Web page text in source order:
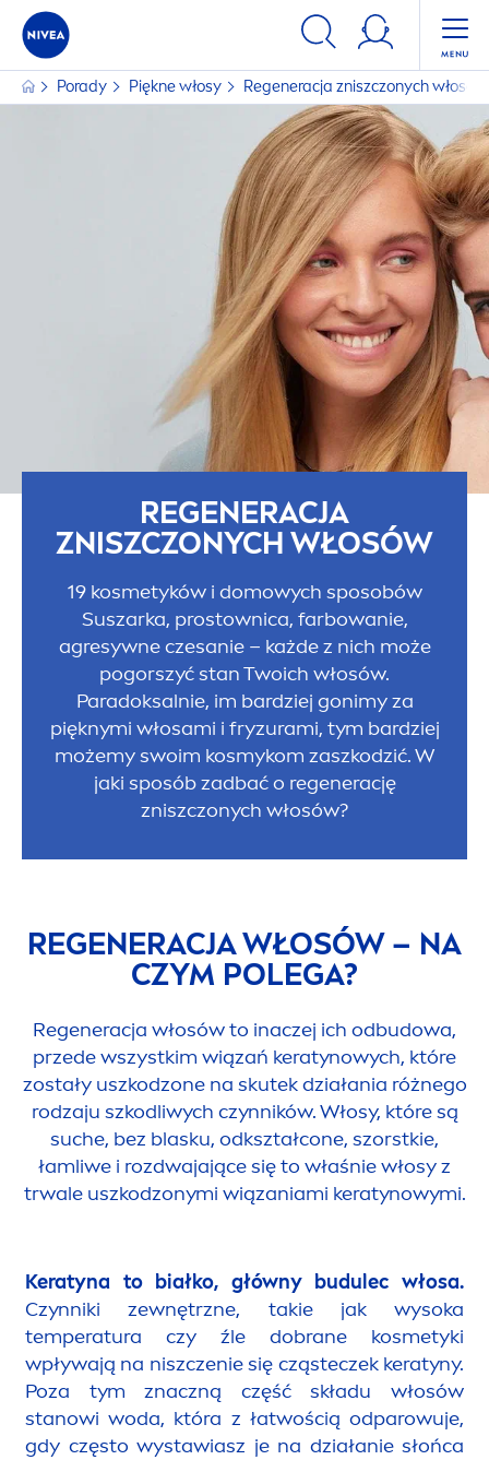
Porady Piękne włosy Regeneracja zniszczonych włosów
REGENERACJA
ZNISZCZONYCH WŁOSÓW
19 kosmetyków i domowych sposobów
Suszarka, prostownica, farbowanie,
agresywne czesanie – każde z nich może
pogorszyć stan Twoich włosów.
Paradoksalnie, im bardziej gonimy za
pięknymi włosami i fryzurami, tym bardziej
możemy swoim kosmykom zaszkodzić. W
jaki sposób zadbać o regenerację
zniszczonych włosów?
REGENERACJA WŁOSÓW – NA
CZYM POLEGA?
Regeneracja włosów to inaczej ich odbudowa,
przede wszystkim wiązań keratynowych, które
zostały uszkodzone na skutek działania różnego
rodzaju szkodliwych czynników. Włosy, które są
suche, bez blasku, odkształcone, szorstkie,
łamliwe i rozdwajające się to właśnie włosy z
trwale uszkodzonymi wiązaniami keratynowymi.
Keratyna to białko, główny budulec włosa.
Czynniki zewnętrzne, takie jak wysoka
temperatura czy źle dobrane kosmetyki
wpływają na niszczenie się cząsteczek keratyny.
Poza tym znaczną część składu włosów
stanowi woda, która z łatwością odparowuje,
gdy często wystawiasz je na działanie słońca